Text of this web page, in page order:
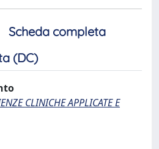
Scheda completa
(DC)
CLINICHE APPLICATE E